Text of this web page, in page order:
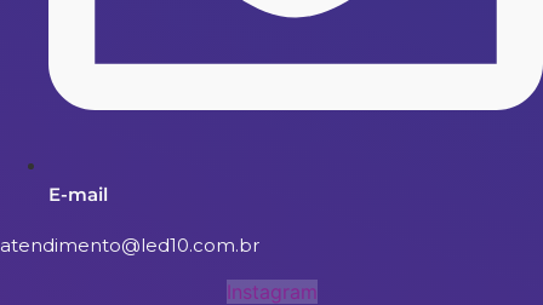
E-mail
atendimento@led10.com.br
Instagram